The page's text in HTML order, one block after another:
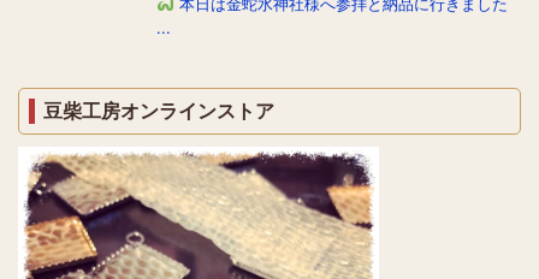
...
豆柴工房オンラインストア